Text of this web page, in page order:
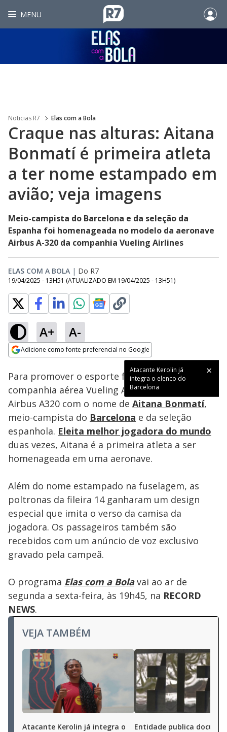
MENU
Noticias R7 Elas com a Bola
Craque nas alturas: Aitana
Bonmatí é primeira atleta
a ter nome estampado em
avião; veja imagens
Meio-campista do Barcelona e da seleção da
Espanha foi homenageada no modelo da aeronave
Airbus A-320 da companhia Vueling Airlines
ELAS COM A BOLA | Do R7
19/04/2025 - 13H51 (ATUALIZADO EM 19/04/2025 - 13H51)
A+ A-
Adicione como fonte preferencial no Google
Atacante Kerolin já
integra o elenco do
Barcelona
Ativar
Loaded:
5.68%
Para promover o esporte feminino, a
companhia aérea Vueling Airlines batizou um
Airbus A320 com o nome de Aitana Bonmatí,
meio-campista do Barcelona e da seleção
espanhola. Eleita melhor jogadora do mundo
duas vezes, Aitana é a primeira atleta a ser
homenageada em uma aeronave.
Além do nome estampado na fuselagem, as
poltronas da fileira 14 ganharam um design
especial que imita o verso da camisa da
jogadora. Os passageiros também são
recebidos com um anúncio de voz exclusivo
gravado pela campeã.
O programa Elas com a Bolavai ao ar de
segunda a sexta-feira, às 19h45, na RECORD
NEWS.
VEJA TAMBÉM
Atacante Kerolin já integra o
Entidade publica